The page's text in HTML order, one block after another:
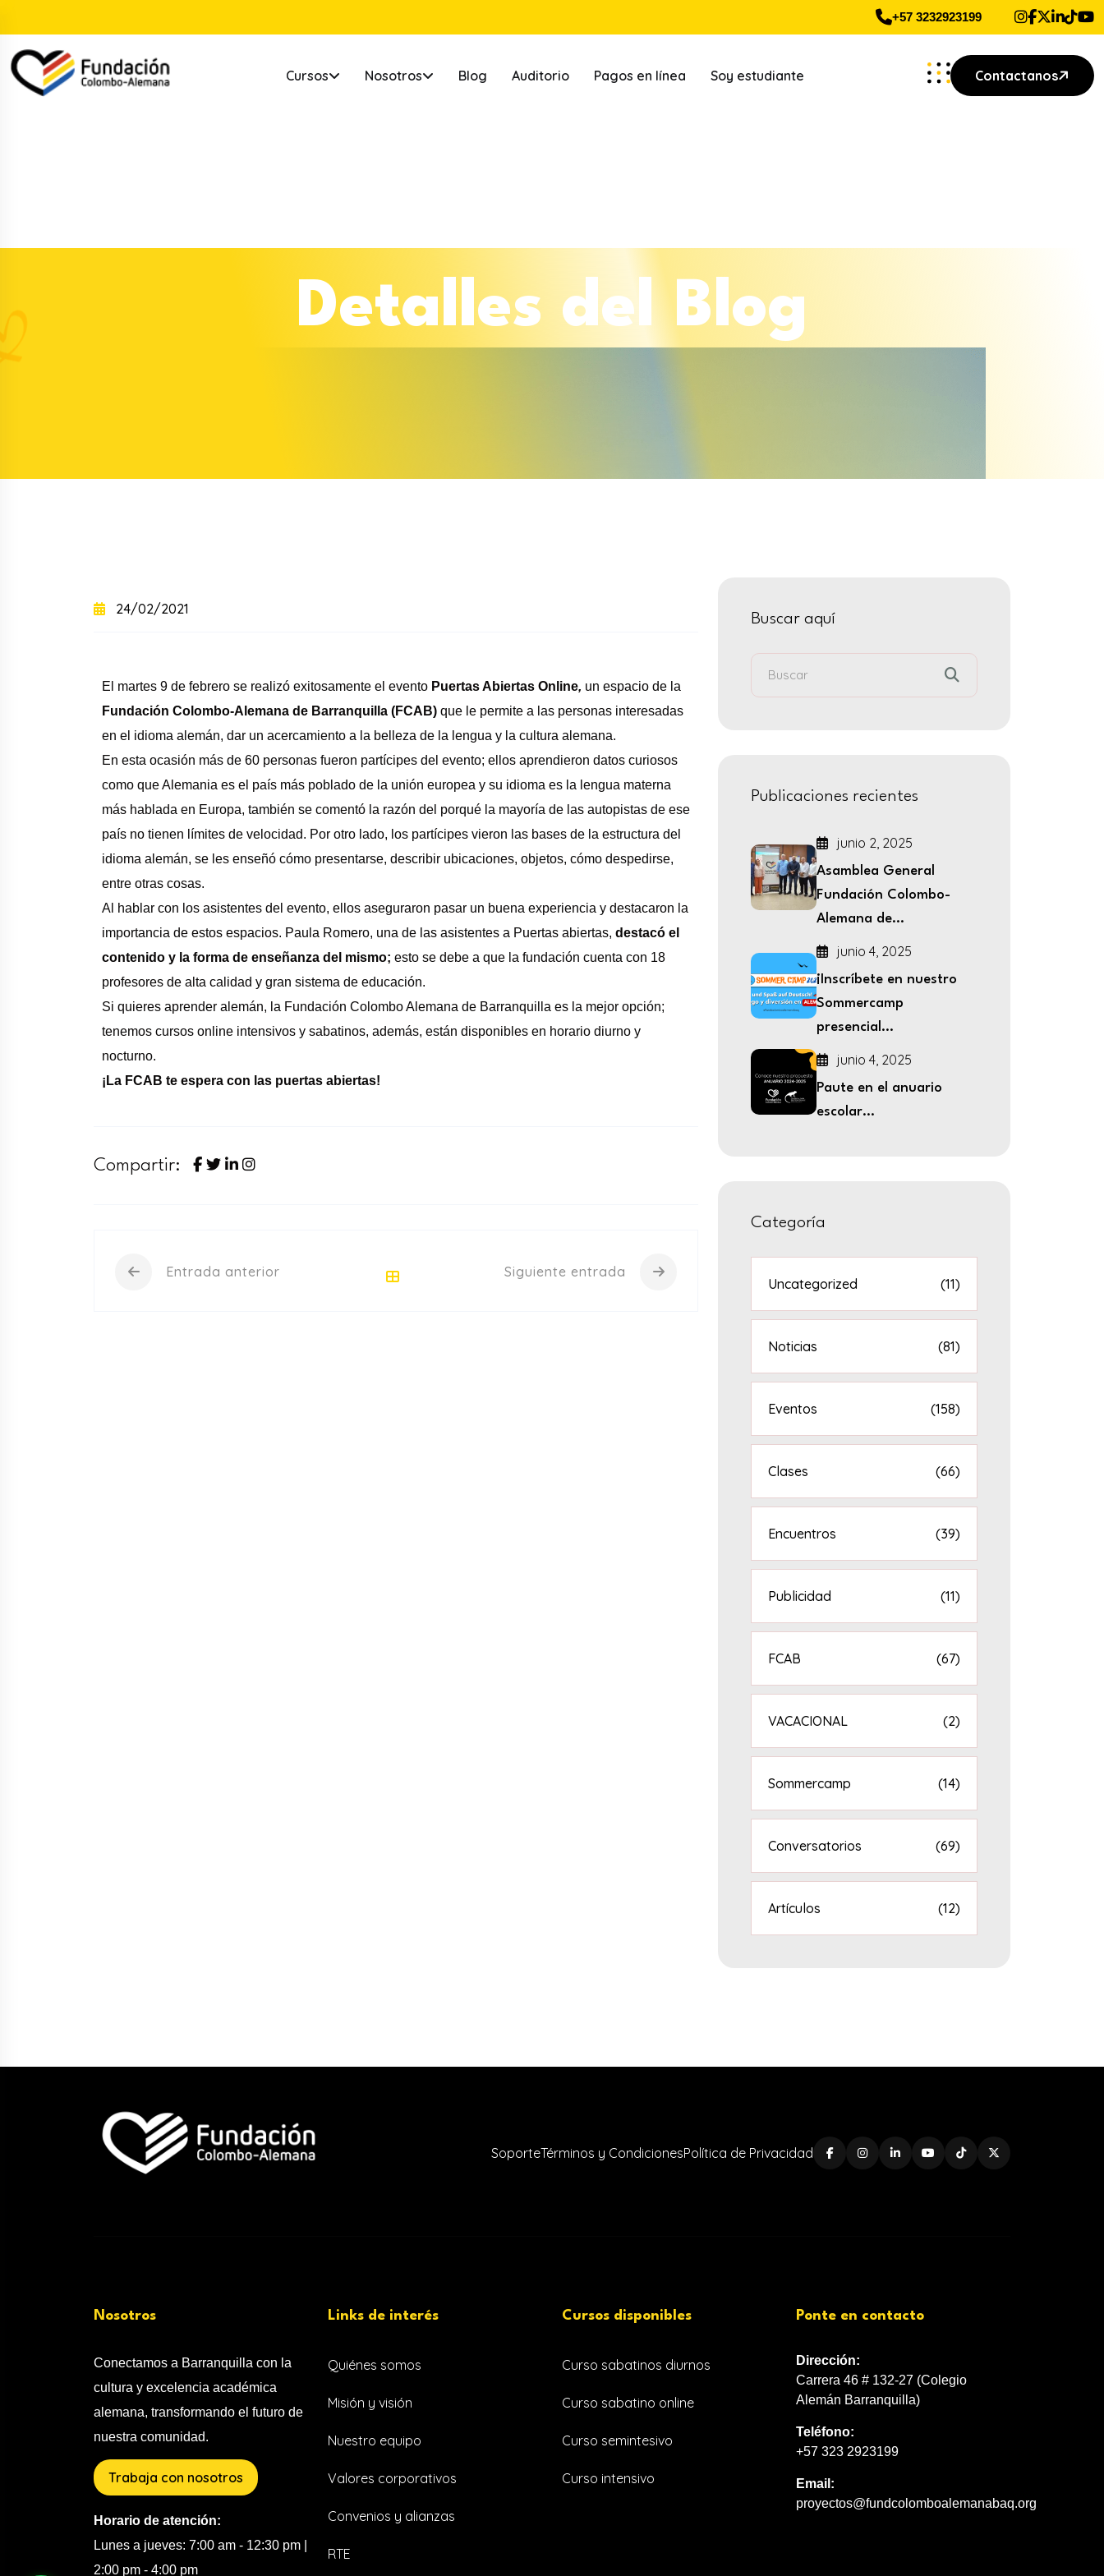
+57 3232923199
Cursos Nosotros Blog Auditorio Pagos en línea Soy estudiante Contactanos
+ Curso semintensivo
Detalles del Blog
24/02/2021
El martes 9 de febrero se realizó exitosamente el evento Puertas Abiertas Online, un espacio de la
Fundación Colombo-Alemana de Barranquilla (FCAB) que le permite a las personas interesadas
en el idioma alemán, dar un acercamiento a la belleza de la lengua y la cultura alemana.
En esta ocasión más de 60 personas fueron partícipes del evento; ellos aprendieron datos curiosos
como que Alemania es el país más poblado de la unión europea y su idioma es la lengua materna
más hablada en Europa, también se comentó la razón del porqué la mayoría de las autopistas de ese
país no tienen límites de velocidad. Por otro lado, los partícipes vieron las bases de la estructura del
idioma alemán, se les enseñó cómo presentarse, describir ubicaciones, objetos, cómo despedirse,
entre otras cosas.
Al hablar con los asistentes del evento, ellos aseguraron pasar un buena experiencia y destacaron la
importancia de estos espacios. Paula Romero, una de las asistentes a Puertas abiertas, destacó el
contenido y la forma de enseñanza del mismo; esto se debe a que la fundación cuenta con 18
profesores de alta calidad y gran sistema de educación.
Si quieres aprender alemán, la Fundación Colombo Alemana de Barranquilla es la mejor opción;
tenemos cursos online intensivos y sabatinos, además, están disponibles en horario diurno y
nocturno.
¡La FCAB te espera con las puertas abiertas!
Compartir:
Entrada anterior Siguiente entrada
Buscar aquí
Publicaciones recientes
junio 2, 2025
Asamblea General
Fundación Colombo-
Alemana de...
junio 4, 2025
¡Inscríbete en nuestro
Sommercamp
presencial...
junio 4, 2025
Paute en el anuario
escolar...
Categoría
Uncategorized (11)
Noticias (81)
Eventos (158)
Clases (66)
Encuentros (39)
Publicidad (11)
FCAB (67)
VACACIONAL (2)
Sommercamp (14)
Conversatorios (69)
Artículos (12)
SoporteTérminos y CondicionesPolítica de Privacidad
Nosotros
Conectamos a Barranquilla con la
cultura y excelencia académica
alemana, transformando el futuro de
nuestra comunidad.
Trabaja con nosotros
Horario de atención:
Lunes a jueves: 7:00 am - 12:30 pm |
2:00 pm - 4:00 pm
Links de interés
Quiénes somos
Misión y visión
Nuestro equipo
Valores corporativos
Convenios y alianzas
RTE
Cursos disponibles
Curso sabatinos diurnos
Curso sabatino online
Curso semintesivo
Curso intensivo
Ponte en contacto
Dirección:
Carrera 46 # 132-27 (Colegio
Alemán Barranquilla)
Teléfono:
+57 323 2923199
Email:
proyectos@fundcolomboalemanabaq.org